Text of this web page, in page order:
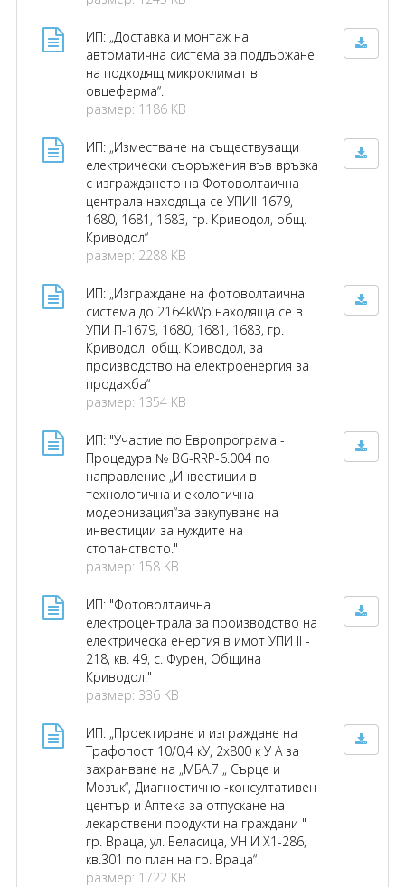
ИП: „Доставка и монтаж на
автоматична система за поддържане
на подходящ микроклимат в
овцеферма“.
размер: 1186 KB
ИП: „Изместване на съществуващи
електрически съоръжения във връзка
с изграждането на Фотоволтаична
централа находяща се УПИII-1679,
1680, 1681, 1683, гр. Криводол, общ.
Криводол“
размер: 2288 KB
ИП: „Изграждане на фотоволтаична
система до 2164kWp находяща се в
УПИ П-1679, 1680, 1681, 1683, гр.
Криводол, общ. Криводол, за
производство на електроенергия за
продажба“
размер: 1354 KB
ИП: "Участие по Европрограма -
Процедура № BG-RRP-6.004 по
направление „Инвестиции в
технологична и екологична
модернизация“за закупуване на
инвестиции за нуждите на
стопанството."
размер: 158 KB
ИП: "Фотоволтаична
електроцентрала за производство на
електрическа енергия в имот УПИ II -
218, кв. 49, с. Фурен, Община
Криводол."
размер: 336 KB
ИП: „Проектиране и изграждане на
Трафопост 10/0,4 кУ, 2x800 к У А за
захранване на „МБА.7 „ Сърце и
Мозък“, Диагностично -консултативен
център и Аптека за отпускане на
лекарствени продукти на граждани "
гр. Враца, ул. Беласица, УН И X1-286,
кв.301 по план на гр. Враца“
размер: 1722 KB